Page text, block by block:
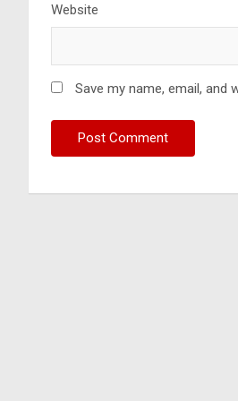
Website
Save my name, email,